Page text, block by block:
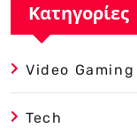
Κατηγορίες
Video Gaming
Tech